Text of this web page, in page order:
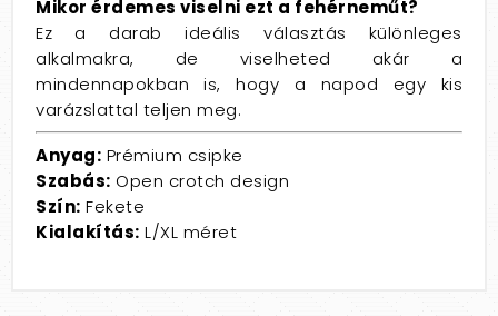
Mikor érdemes viselni ezt a fehérneműt?
Ez a darab ideális választás különleges
alkalmakra, de viselheted akár a
mindennapokban is, hogy a napod egy kis
varázslattal teljen meg.
Anyag: Prémium csipke
Szabás: Open crotch design
Szín: Fekete
Kialakítás: L/XL méret